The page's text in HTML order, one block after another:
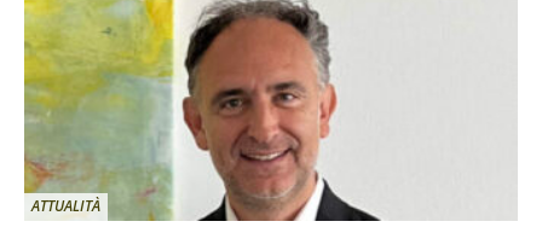
ATTUALITÀ